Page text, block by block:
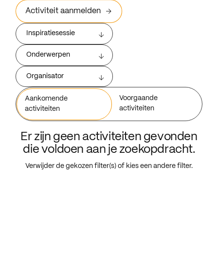
Activiteit aanmelden
Inspiratiesessie
Onderwerpen
Organisator
Aankomende
activiteiten
Voorgaande
activiteiten
Er zijn geen activiteiten gevonden
die voldoen aan je zoekopdracht.
Verwijder de gekozen filter(s) of kies een andere filter.